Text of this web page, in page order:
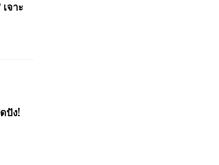
จาะ
ปัง!